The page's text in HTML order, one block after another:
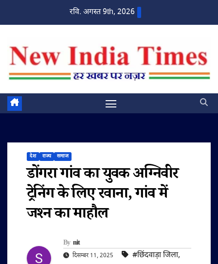
रवि. अगस्त 9th, 2026
देश राज्य समाज
डोंगरा गांव का युवक अग्निवीर
ट्रेनिंग के लिए रवाना, गांव में
जश्न का माहौल
By nit
दिसम्बर 11, 2025 #छिंदवाड़ा जिला,